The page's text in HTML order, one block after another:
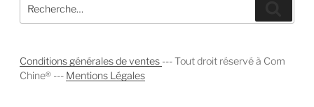
Conditions générales de ventes --- Tout droit réservé à Com
Chine® --- Mentions Légales